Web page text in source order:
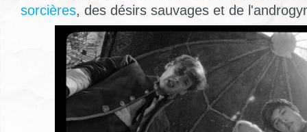
sorcières, des désirs sauvages et de